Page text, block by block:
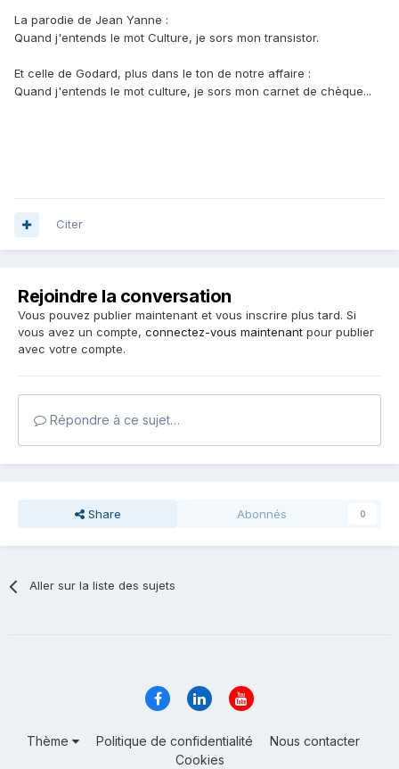
La parodie de Jean Yanne :
Quand j'entends le mot Culture, je sors mon transistor.
Et celle de Godard, plus dans le ton de notre affaire :
Quand j'entends le mot culture, je sors mon carnet de chèque...
Citer
Rejoindre la conversation
Vous pouvez publier maintenant et vous inscrire plus tard. Si
vous avez un compte, connectez-vous maintenant pour publier
avec votre compte.
Répondre à ce sujet…
Share Abonnés 0
Aller sur la liste des sujets
Thème Politique de confidentialité
Nous contacter
Cookies